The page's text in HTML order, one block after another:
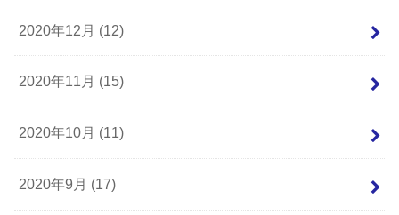
2020年12月 (12)
2020年11月 (15)
2020年10月 (11)
2020年9月 (17)